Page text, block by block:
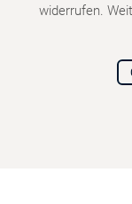
widerrufen.